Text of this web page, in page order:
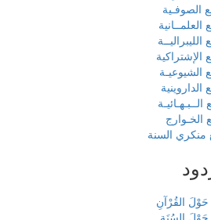
الصوفـية
منكري السنة
القُرْآنِ